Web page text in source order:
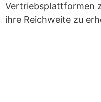
Vertriebsplattformen
ihre Reichweite zu